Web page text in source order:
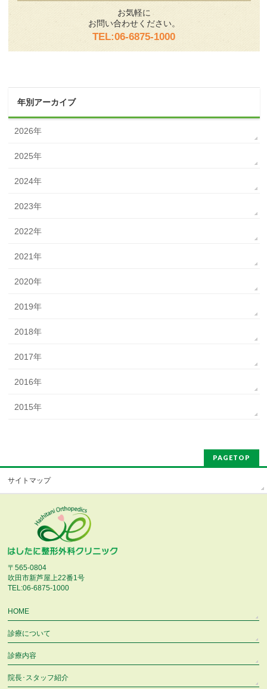
お気軽に
お問い合わせください。
TEL:06-6875-1000
年別アーカイブ
2026年
2025年
2024年
2023年
2022年
2021年
2020年
2019年
2018年
2017年
2016年
2015年
PAGETOP
サイトマップ
〒565-0804
吹田市新芦屋上22番1号
TEL:06-6875-1000
HOME
診療について
診療内容
院長･スタッフ紹介